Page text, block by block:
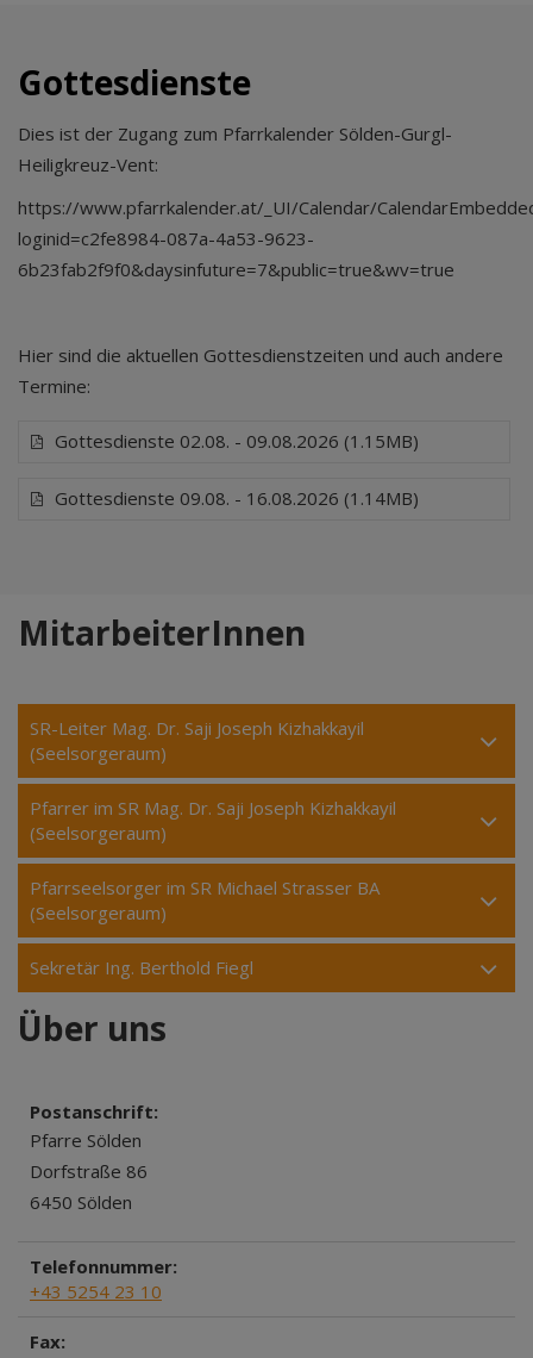
Gottesdienste
Dies ist der Zugang zum Pfarrkalender Sölden-Gurgl-
Heiligkreuz-Vent:
https://www.pfarrkalender.at/_UI/Calendar/
loginid=c2fe8984-087a-4a53-9623-
6b23fab2f9f0&daysinfuture=7&public=true&wv=true
Hier sind die aktuellen Gottesdienstzeiten und auch andere
Termine:
Gottesdienste 02.08. - 09.08.2026 (1.15MB)
Gottesdienste 09.08. - 16.08.2026 (1.14MB)
MitarbeiterInnen
SR-Leiter Mag. Dr. Saji Joseph Kizhakkayil
(Seelsorgeraum)
Pfarrer im SR Mag. Dr. Saji Joseph Kizhakkayil
(Seelsorgeraum)
Pfarrseelsorger im SR Michael Strasser BA
(Seelsorgeraum)
Sekretär Ing. Berthold Fiegl
Über uns
Postanschrift:
Pfarre Sölden
Dorfstraße 86
6450 Sölden
Telefonnummer:
+43 5254 23 10
Fax: